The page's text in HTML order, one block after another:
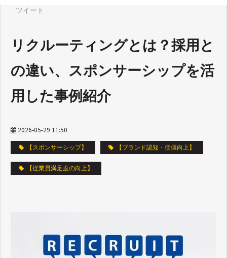
ツイート
リクルーティングとは？採用と
の違い、スポンサーシップを活
用した事例紹介
2026-05-29 11:50
【スポンサーシップ】 【ブランド認知・価値向上】
【従業員満足度の向上】